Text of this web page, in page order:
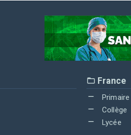
France
Primaire
Collège
Lycée